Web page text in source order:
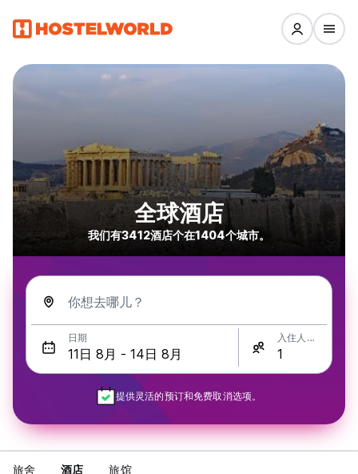
全球酒店
我们有3412酒店个在1404个城市。
你想去哪儿？
日期 入住人数
提供灵活的预订和免费取消选项。
旅舍 酒店 旅馆